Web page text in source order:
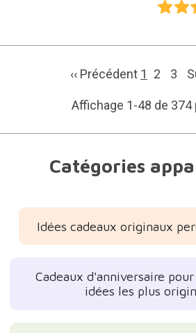
‹‹ Précédent 1 2 3
Affichage 1-48 de 374
Catégories
Idées cadeaux originaux
Cadeaux d'anniversaire
idées les plus